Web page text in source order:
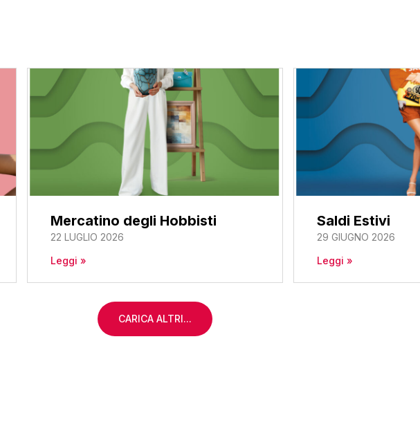
Mercatino degli Hobbisti
22 LUGLIO 2026
Leggi »
Saldi Estivi
29 GIUGNO 2026
Leggi »
CARICA ALTRI...